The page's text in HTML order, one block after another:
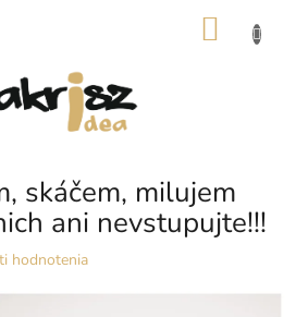
skáčem, milujem
ani nevstupujte!!!
hodnotenia